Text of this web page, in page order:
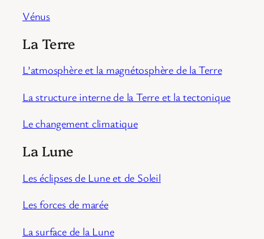
Vénus
La Terre
L’atmosphère et la magnétosphère de la Terre
La structure interne de la Terre et la tectonique
Le changement climatique
La Lune
Les éclipses de Lune et de Soleil
Les forces de marée
La surface de la Lune